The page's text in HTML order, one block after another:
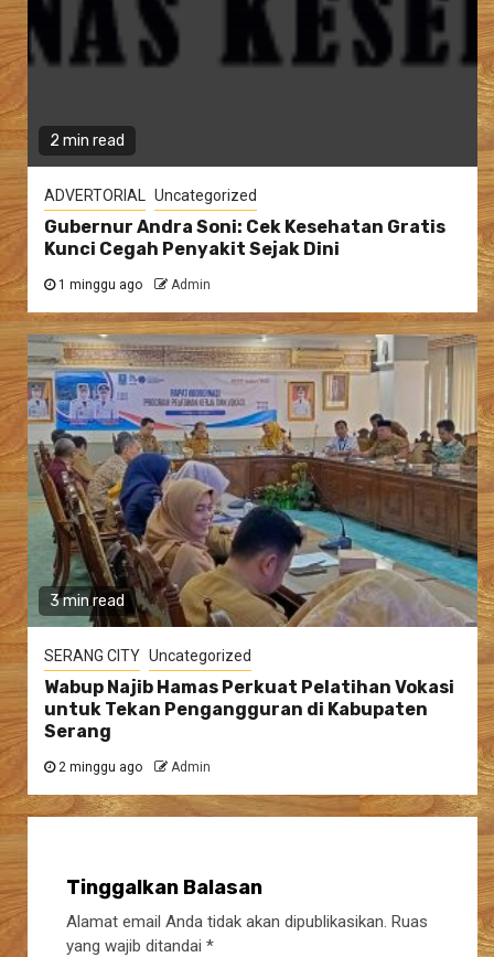
2 min read
ADVERTORIAL Uncategorized
Gubernur Andra Soni: Cek Kesehatan Gratis
Kunci Cegah Penyakit Sejak Dini
1 minggu ago Admin
3 min read
SERANG CITY Uncategorized
Wabup Najib Hamas Perkuat Pelatihan Vokasi
untuk Tekan Pengangguran di Kabupaten
Serang
2 minggu ago Admin
Tinggalkan Balasan
Alamat email Anda tidak akan dipublikasikan. Ruas
yang wajib ditandai *